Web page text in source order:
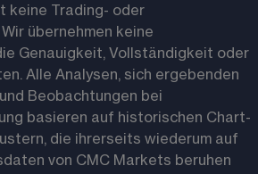
keine Trading- oder
übernehmen keine
Genauigkeit, Vollständigkeit oder
Alle Analysen, sich ergebenden
Beobachtungen bei
basieren auf historischen Chart-
die ihrerseits wiederum auf
von CMC Markets beruhen